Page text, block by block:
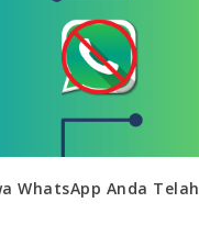
WhatsApp Anda